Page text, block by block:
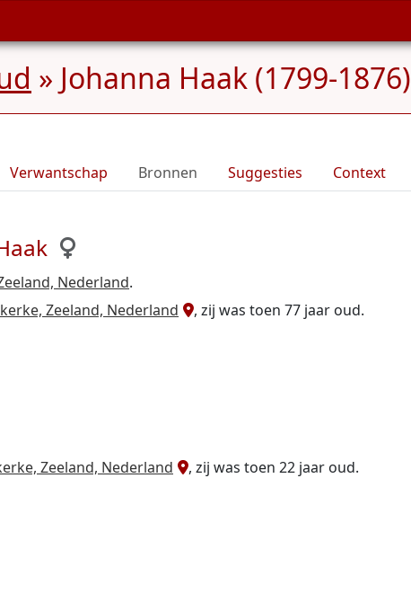
» Johanna Haak (1799-1876)
Verwantschap Bronnen Suggesties Context
Nederland.
Zeeland, Nederland
, zij was toen 77 jaar oud.
Zeeland, Nederland , zij was toen 22 jaar oud.